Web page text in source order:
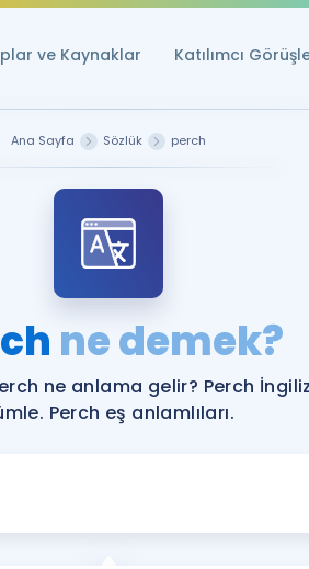
ve Kaynaklar Katılımcı
YDS ve
Rehberlik
YDS ve
Tüm
Ana Sayfa Sözlük perch
ne demek?
ne anlama gelir? Perch
Perch eş anlamlıları.